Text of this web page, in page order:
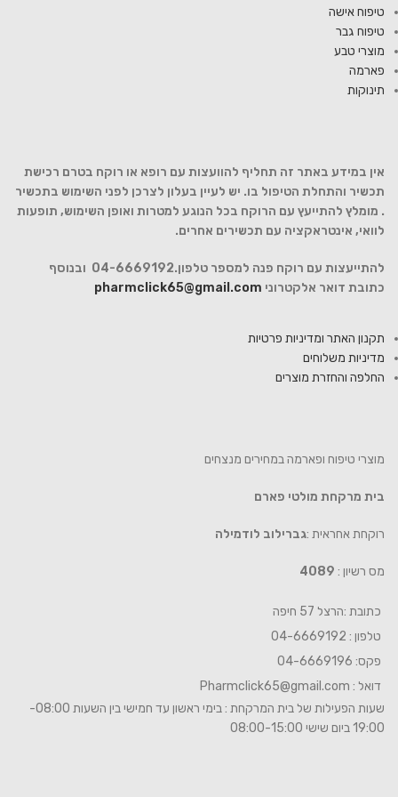
טיפוח אישה
טיפוח גבר
מוצרי טבע
פארמה
תינוקות
אין במידע באתר זה תחליף להוועצות עם רופא או רוקח בטרם רכישת
תכשיר והתחלת הטיפול בו. יש לעיין בעלון לצרכן לפני השימוש בתכשיר
. מומלץ להתייעץ עם הרוקח בכל הנוגע למטרות ואופן השימוש, תופעות
לוואי, אינטראקציה עם תכשירים אחרים.
להתייעצות עם רוקח פנה למספר טלפון.04-6669192 ובנוסף
כתובת דואר אלקטרוני pharmclick65@gmail.com
תקנון האתר ומדיניות פרטיות
מדיניות משלוחים
החלפה והחזרת מוצרים
מוצרי טיפוח ופארמה במחירים מנצחים
בית מרקחת מולטי פארם
רוקחת אחראית :גברילוב לודמילה
מס רשיון : 4089
כתובת :הרצל 57 חיפה
טלפון : 04-6669192
פקס: 04-6669196
דואל : Pharmclick65@gmail.com
שעות הפעילות של בית המרקחת : בימי ראשון עד חמישי בין השעות 08:00-
19:00 ביום שישי 08:00-15:00